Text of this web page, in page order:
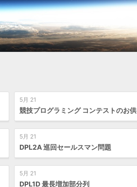
5月 21
競技プログラミング コンテストのお供
5月 21
DPL2A 巡回セールスマン問題
5月 21
DPL1D 最長増加部分列